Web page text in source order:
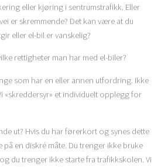
eller kjøring i sentrumstrafikk. Eller
er skremmende? Det kan være at du
eller el-bil er vanskelig?
rettigheter man har med el-biler?
som har en eller annen utfordring. Ikke
«skreddersyr» et individuelt opplegg for
ut? Hvis du har førerkort og synes dette
på en diskré måte. Du trenger ikke bruke
du trenger ikke starte fra trafikkskolen. Vi